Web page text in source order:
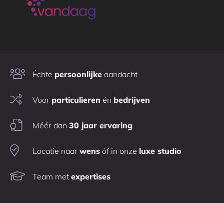
Échte persoonlijke aandacht
Voor particulieren én bedrijven
Méér dan 30 jaar ervaring
Locatie naar wens óf in onze luxe studio
Team met expertises